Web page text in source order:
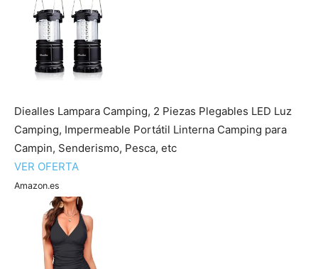
Diealles Lampara Camping, 2 Piezas Plegables LED Luz
Camping, Impermeable Portátil Linterna Camping para
Campin, Senderismo, Pesca, etc
VER OFERTA
Amazon.es